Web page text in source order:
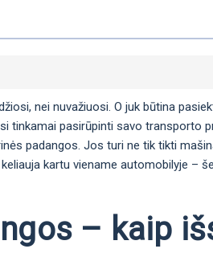
nei nuvažiuosi. O juk būtina
tinkamai pasirūpinti savo transporto
padangos. Jos turi ne tik tikti
kartu viename automobilyje –
– kaip